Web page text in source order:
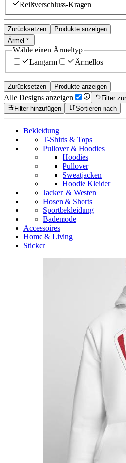
Reißverschluss-Kragen
Zurücksetzen
Produkte anzeigen
Ärmel
Wähle einen Ärmeltyp
Langarm
Ärmellos
Zurücksetzen Produkte anzeigen
Alle Designs anzeigen
Filter
Filter hinzufügen
Sortieren nach
Bekleidung
T-Shirts & Tops
Pullover & Hoodies
Hoodies
Pullover
Sweatjacken
Hoodie Kleider
Jacken & Westen
Hosen & Shorts
Sportbekleidung
Bademode
Accessoires
Home & Living
Sticker